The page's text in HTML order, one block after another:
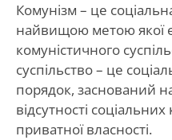
Комунізм – це
найвищою метою якої
комуністичного
суспільство – це
порядок, заснований
відсутності соціальних
приватної власності.